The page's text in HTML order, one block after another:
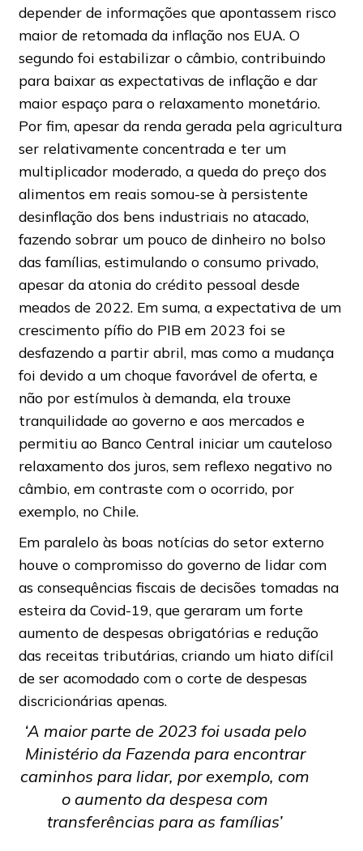
depender de informações que apontassem risco
maior de retomada da inflação nos EUA. O
segundo foi estabilizar o câmbio, contribuindo
para baixar as expectativas de inflação e dar
maior espaço para o relaxamento monetário.
Por fim, apesar da renda gerada pela agricultura
ser relativamente concentrada e ter um
multiplicador moderado, a queda do preço dos
alimentos em reais somou-se à persistente
desinflação dos bens industriais no atacado,
fazendo sobrar um pouco de dinheiro no bolso
das famílias, estimulando o consumo privado,
apesar da atonia do crédito pessoal desde
meados de 2022. Em suma, a expectativa de um
crescimento pífio do PIB em 2023 foi se
desfazendo a partir abril, mas como a mudança
foi devido a um choque favorável de oferta, e
não por estímulos à demanda, ela trouxe
tranquilidade ao governo e aos mercados e
permitiu ao Banco Central iniciar um cauteloso
relaxamento dos juros, sem reflexo negativo no
câmbio, em contraste com o ocorrido, por
exemplo, no Chile.
Em paralelo às boas notícias do setor externo
houve o compromisso do governo de lidar com
as consequências fiscais de decisões tomadas na
esteira da Covid-19, que geraram um forte
aumento de despesas obrigatórias e redução
das receitas tributárias, criando um hiato difícil
de ser acomodado com o corte de despesas
discricionárias apenas.
‘A maior parte de 2023 foi usada pelo
Ministério da Fazenda para encontrar
caminhos para lidar, por exemplo, com
o aumento da despesa com
transferências para as famílias’